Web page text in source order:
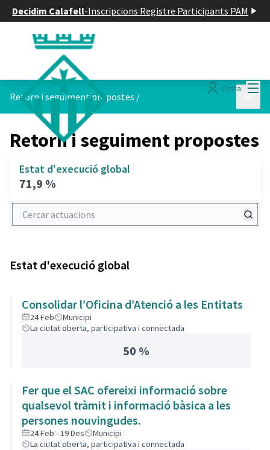
Decidim Calafell-Inscripcions Registre Participants PAM
Entra
Retorn i seguiment propostes /
Retorn i seguiment propostes
Estat d'execució global
71,9 %
Cercar actuacions
Estat d'execució global
Consolidar l’Oficina d’Atenció a les Entitats
24 Feb
Municipi
La ciutat oberta, participativa i connectada
50 %
Fer que el SAC ofereixi informació sobre
qualsevol tràmit i informació bàsica a les
persones nouvingudes.
24 Feb - 19 Des
Municipi
La ciutat oberta, participativa i connectada